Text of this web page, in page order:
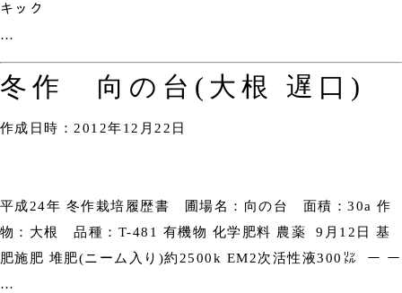
キック
…
冬作 向の台(大根 遅口)
作成日時：2012年12月22日
平成24年 冬作栽培履歴書 圃場名：向の台 面積：30a 作
物：大根 品種：T-481 有機物 化学肥料 農薬 9月12日 基
肥施肥 堆肥(ニーム入り)約2500k EM2次活性液300㍑ ー ー
…